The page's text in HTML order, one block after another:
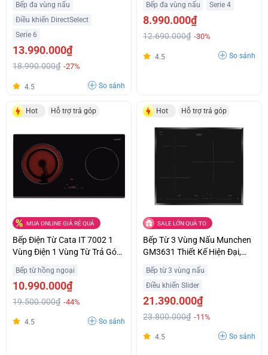
Bếp đa vùng nấu
Điều khiển DirectSelect
Serie 6
13.990.000₫
18.990.000₫ -27%
4.5 So sánh
Bếp đa vùng nấu Serie 4
8.990.000₫
12.690.000₫ -30%
4.5 So sánh
Hot Hỗ trợ trả góp
MUA ONLINE GIÁ RẺ QUÁ
Bếp Điện Từ Cata IT 7002 1
Vùng Điện 1 Vùng Từ Trả Góp
Bếp từ hồng ngoại
10.990.000₫
19.500.000₫ -44%
4.5 So sánh
Hot Hỗ trợ trả góp
SALE LỚN QUÀ TO
Bếp Từ 3 Vùng Nấu Munchen
GM3631 Thiết Kế Hiện Đại,
Bếp từ 3 vùng nấu
Điều khiển Slider
21.390.000₫
23.800.000₫ -11%
4.5 So sánh